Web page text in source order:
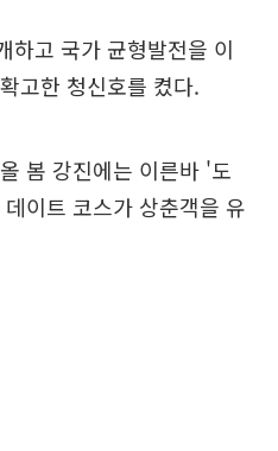
하고 국가 균형발전을 이
고한 청신호를 켰다.
봄 강진에는 이른바 '도
이트 코스가 상춘객을 유